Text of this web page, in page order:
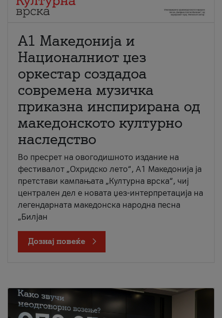
А1 Македонија и
Националниот џез
оркестар создадоа
современа музичка
приказна инспирирана од
македонското културно
наследство
Во пресрет на овогодишното издание на
фестивалот „Охридско лето“, А1 Македонија ја
претстави кампањата „Културна врска“, чиј
централен дел е новата џез-интерпретација на
легендарната македонска народна песна
„Билјан
Дознај повеќе